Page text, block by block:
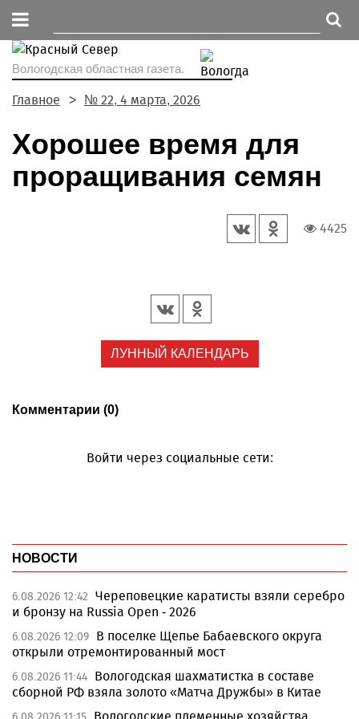
Вологодская областная газета.
Главное № 22, 4 марта, 2026
Хорошее время для
проращивания семян
4425
ЛУННЫЙ КАЛЕНДАРЬ
Комментарии (0)
Войти через социальные сети:
НОВОСТИ
6.08.2026 12:42 Череповецкие каратисты взяли серебро
и бронзу на Russia Open - 2026
6.08.2026 12:09 В поселке Щепье Бабаевского округа
открыли отремонтированный мост
6.08.2026 11:44 Вологодская шахматистка в составе
сборной РФ взяла золото «Матча Дружбы» в Китае